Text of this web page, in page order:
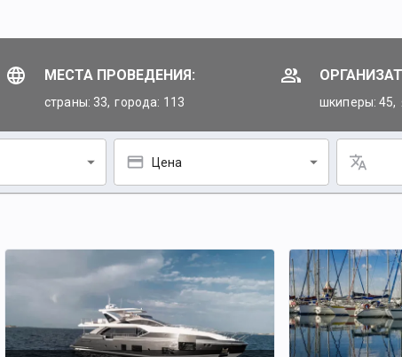
МЕСТА ПРОВЕДЕНИЯ:
страны: 33, города: 113 шкиперы: 45,
Цена